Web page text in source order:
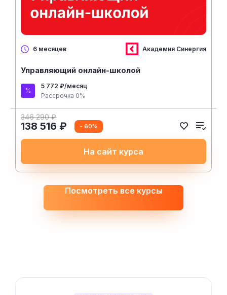
6 месяцев Академия Синергия
Управляющий онлайн-школой
5 772 ₽/месяц
Рассрочка 0%
346 290 ₽
138 516 ₽ - 60%
На сайт курса
Посмотреть все курсы